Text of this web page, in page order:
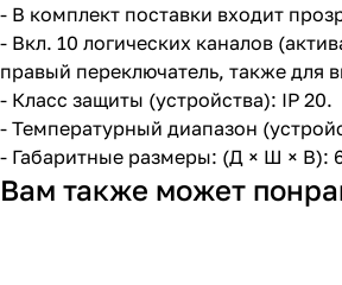
- В комплект поставки входит
- Вкл. 10 логических каналов
правый переключатель, также
- Класс защиты (устройства): IP 20.
- Температурный диапазон
- Габаритные размеры: (Д × Ш × В):
Вам также может